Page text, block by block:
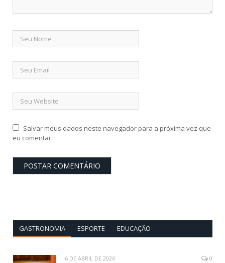
Salvar meus dados neste navegador para a próxima vez que
eu comentar.
GASTRONOMIA ESPORTE EDUCAÇÃO
6 DE ABRIL DE 2026 0